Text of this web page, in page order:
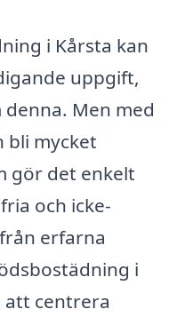
i Kårsta kan
uppgift,
Men med
bli mycket
gör det enkelt
och icke-
erfarna
i
centrera